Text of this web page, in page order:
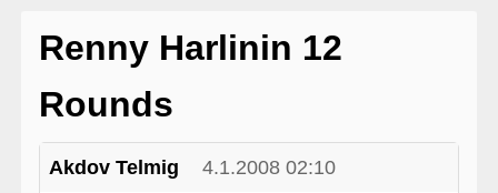
Renny Harlinin 12
Rounds
Akdov Telmig 4.1.2008 02:10